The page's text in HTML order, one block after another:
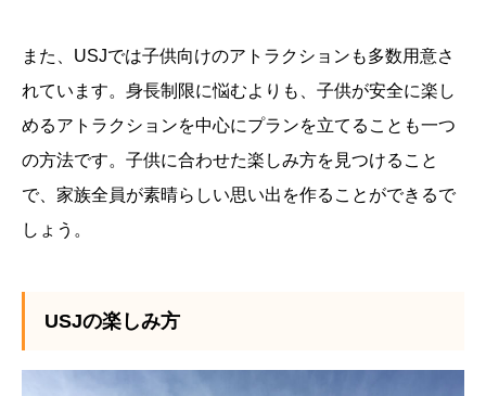
また、USJでは子供向けのアトラクションも多数用意さ
れています。身長制限に悩むよりも、子供が安全に楽し
めるアトラクションを中心にプランを立てることも一つ
の方法です。子供に合わせた楽しみ方を見つけること
で、家族全員が素晴らしい思い出を作ることができるで
しょう。
USJの楽しみ方